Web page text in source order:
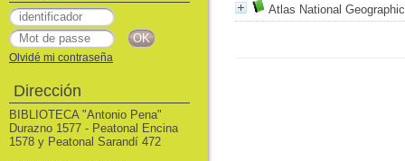
Atlas National
Olvidé mi contraseña
Dirección
BIBLIOTECA "Antonio Pena"
Durazno 1577 - Peatonal Encina
1578 y Peatonal Sarandí 472